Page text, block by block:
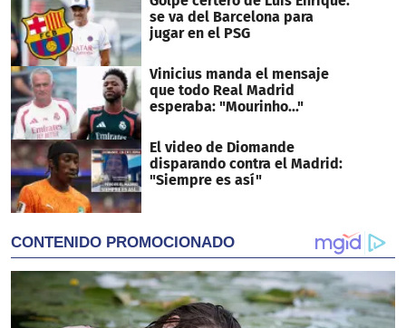
se va del Barcelona para
jugar en el PSG
Vinicius manda el mensaje
que todo Real Madrid
esperaba: "Mourinho..."
El video de Diomande
disparando contra el Madrid:
"Siempre es así"